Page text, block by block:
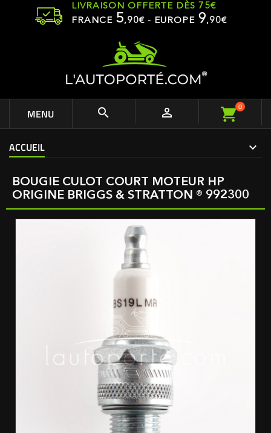
LIVRAISON OFFERTE DÈS 75€
FRANCE 5,90€ - EUROPE 9,90€
MENU   0
ACCUEIL
BOUGIE CULOT COURT MOTEUR HP
ORIGINE BRIGGS & STRATTON ® 992300